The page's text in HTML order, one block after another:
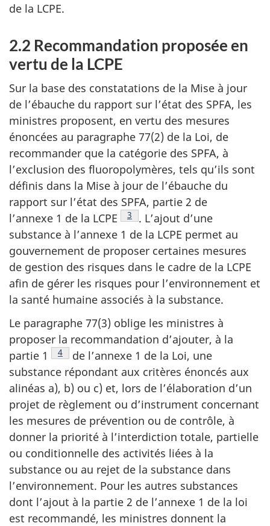
de la LCPE.
2.2 Recommandation proposée en
vertu de la LCPE
Sur la base des constatations de la Mise à jour
de l’ébauche du rapport sur l’état des SPFA, les
ministres proposent, en vertu des mesures
énoncées au paragraphe 77(2) de la Loi, de
recommander que la catégorie des SPFA, à
l’exclusion des fluoropolymères, tels qu’ils sont
définis dans la Mise à jour de l’ébauche du
rapport sur l’état des SPFA, partie 2 de
l’annexe 1 de la LCPE
Note de bas de page
3
. L’ajout d’une
substance à l’annexe 1 de la LCPE permet au
gouvernement de proposer certaines mesures
de gestion des risques dans le cadre de la LCPE
afin de gérer les risques pour l’environnement et
la santé humaine associés à la substance.
Le paragraphe 77(3) oblige les ministres à
proposer la recommandation d’ajouter, à la
partie 1
Note de bas de page
4
de l’annexe 1 de la Loi, une
substance répondant aux critères énoncés aux
alinéas a), b) ou c) et, lors de l’élaboration d’un
projet de règlement ou d’instrument concernant
les mesures de prévention ou de contrôle, à
donner la priorité à l’interdiction totale, partielle
ou conditionnelle des activités liées à la
substance ou au rejet de la substance dans
l’environnement. Pour les autres substances
dont l’ajout à la partie 2 de l’annexe 1 de la loi
est recommandé, les ministres donnent la